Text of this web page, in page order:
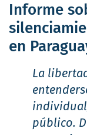
Informe
en
La
público.